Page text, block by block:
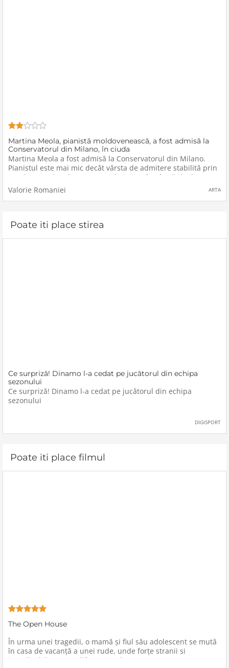
Martina Meola, pianistă moldovenească, a fost admisă la
Conservatorul din Milano, în ciuda
Martina Meola a fost admisă la Conservatorul din Milano.
Pianistul este mai mic decât vârsta de admitere stabilită prin
regulamentul școlii. Fenomenul pianist, în vârstă de doar
nouă ani, a surprins publicul și juriul de pe scena
Valorie Romaniei ARTA
Poate iti place stirea
Ce surpriză! Dinamo l-a cedat pe jucătorul din echipa
sezonului
Ce surpriză! Dinamo l-a cedat pe jucătorul din echipa
sezonului
DIGISPORT
Poate iti place filmul
The Open House
În urma unei tragedii, o mamă şi fiul său adolescent se mută
în casa de vacanţă a unei rude, unde forţe stranii si
inexplicabile conspiră împotriva lor.